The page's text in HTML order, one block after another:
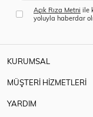
Açık Rıza Metni ile
yoluyla haberdar
KURUMSAL
MÜŞTERİ HİZMETLERİ
YARDIM